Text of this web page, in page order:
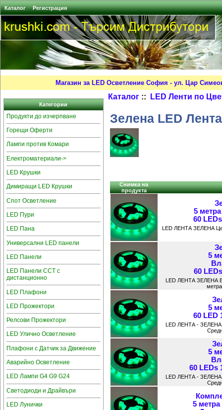
Каталог Регистрация
Магазин за LED Осветление София - ул. Цар
Категории
Продукти до изчерпване
Горещи Оферти
Лампи против Комари
Електроматериали->
LED Крушки
Димиращи LED Крушки
Спот Осветление
LED Пури
LED Пана
Универсални LED панели
LED Панели
LED Панели CCT с
дистанционно
LED Плафони
LED Прожектори
Релсови Прожектори
LED Улично Осветление
Плафони с Датчик за Движение
Аварийно Осветление
LED Лампи G4 G9 G24
Светодиоди и Драйвъри
LED Лунички
Каталог :: LED Ленти по
Зелена LED Лента
Снимка на
продукта
5
60
LED ЛЕНТА ЗЕЛЕНА
5
60
LED ЛЕНТА ЗЕЛЕНА
5
60 LED
LED ЛЕНТА -
5
60 LEDs
LED ЛЕНТА -
5 метра